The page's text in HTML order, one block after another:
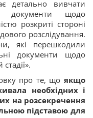
детально вивчати
документи щодо
розкриті стороні
розслідування.
які перешкодили
документи щодо
про те, що якщо
необхідних і
на розсекречення
підставою для